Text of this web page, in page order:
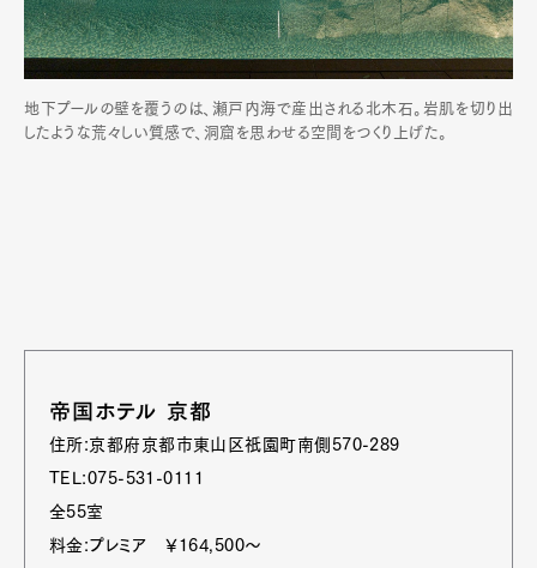
地下プールの壁を覆うのは、瀬戸内海で産出される北木石。岩肌を切り出
したような荒々しい質感で、洞窟を思わせる空間をつくり上げた。
帝国ホテル 京都
住所:京都府京都市東山区祇園町南側570-289
TEL:075-531-0111
全55室
料金:プレミア ￥164,500〜